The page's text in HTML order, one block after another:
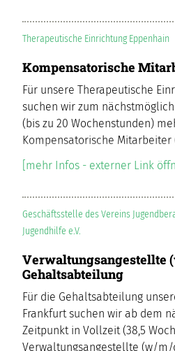
Therapeutische Einrichtung Eppenhain
Kompensatorische
Für unsere Therapeutische
suchen wir zum
(bis zu 20 Wochenstunden)
Kompensatorische
[mehr Infos - externer Link
Geschäftsstelle des Vereins
Jugendhilfe e.V.
Verwaltungsangestellte
Gehaltsabteilung
Für die Gehaltsabteilung
Frankfurt suchen wir ab dem
Zeitpunkt in Vollzeit (38,5
Verwaltungsangestellte (w/m/